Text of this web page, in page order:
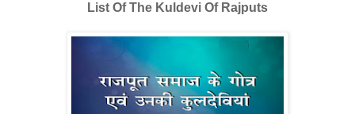
List Of The Kuldevi Of Rajputs